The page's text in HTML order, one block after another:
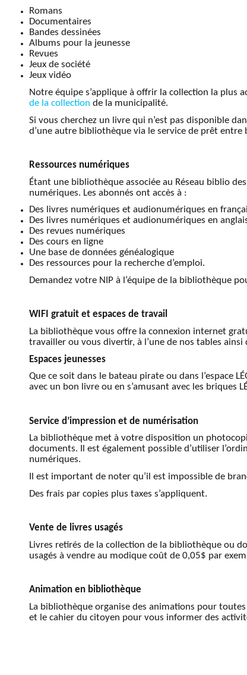
Romans
Documentaires
Bandes dessinées
Albums pour la jeunesse
Revues
Jeux de société
Jeux vidéo
Notre équipe s’applique à offrir la collection la plus
de la collection de la municipalité.
Si vous cherchez un livre qui n’est pas disponible
d’une autre bibliothèque via le service de prêt entre
Ressources numériques
Étant une bibliothèque associée au Réseau biblio
numériques. Les abonnés ont accès à :
Des livres numériques et audionumériques en
Des livres numériques et audionumériques en
Des revues numériques
Des cours en ligne
Une base de données généalogique
Des ressources pour la recherche d’emploi.
Demandez votre NIP à l’équipe de la bibliothèque
WIFI gratuit et espaces de travail
La bibliothèque vous offre la connexion internet
travailler ou vous divertir, à l’une de nos tables ainsi
Espaces jeunesses
Que ce soit dans le bateau pirate ou dans l’espace
avec un bon livre ou en s’amusant avec les briques
Service d’impression et de numérisation
La bibliothèque met à votre disposition un
documents. Il est également possible d’utiliser
numériques.
Il est important de noter qu’il est impossible de
Des frais par copies plus taxes s’appliquent.
Vente de livres usagés
Livres retirés de la collection de la bibliothèque ou
usagés à vendre au modique coût de 0,05$ par
Animation en bibliothèque
La bibliothèque organise des animations pour
et le cahier du citoyen pour vous informer des